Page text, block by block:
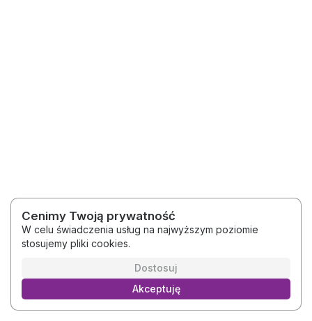
2026 © Platforma Szkoleniowa ABC logopedy
RegulaminPolityka prywatności
Cenimy Twoją prywatność
W celu świadczenia usług na najwyższym poziomie
stosujemy pliki cookies.
Dostosuj
Akceptuję